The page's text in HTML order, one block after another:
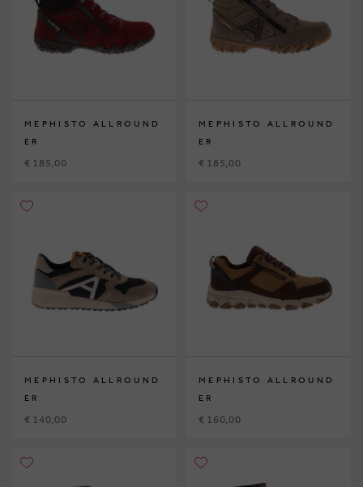
MEPHISTO ALLROUND
ER
€ 185,00
MEPHISTO ALLROUND
ER
€ 185,00
MEPHISTO ALLROUND
ER
€ 140,00
MEPHISTO ALLROUND
ER
€ 160,00